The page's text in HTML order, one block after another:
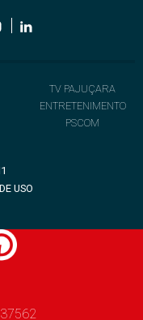
TV PAJUÇARA
ENTRETENIMENTO
PSCOM
USO